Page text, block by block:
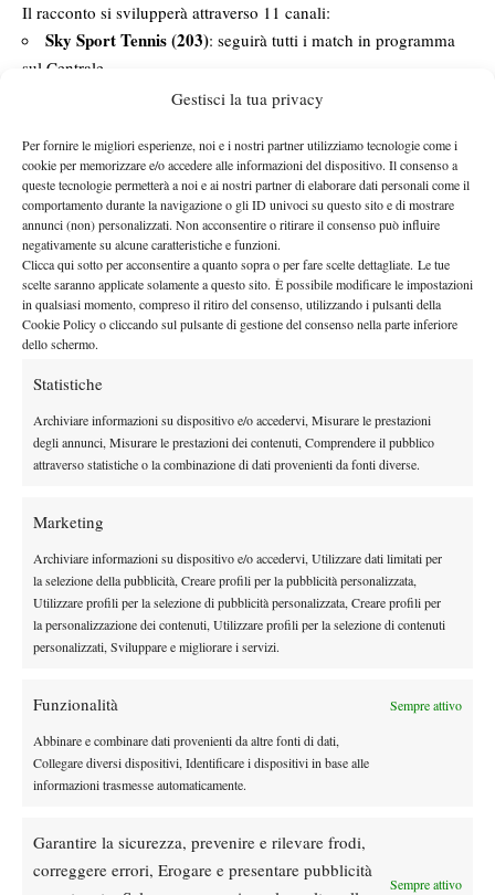
Gestisci la tua privacy
Per fornire le migliori esperienze, noi e i nostri partner utilizziamo tecnologie come i
cookie per memorizzare e/o accedere alle informazioni del dispositivo. Il consenso a
queste tecnologie permetterà a noi e ai nostri partner di elaborare dati personali come il
comportamento durante la navigazione o gli ID univoci su questo sito e di mostrare
annunci (non) personalizzati. Non acconsentire o ritirare il consenso può influire
negativamente su alcune caratteristiche e funzioni.
Clicca qui sotto per acconsentire a quanto sopra o per fare scelte dettagliate. Le tue
scelte saranno applicate solamente a questo sito. È possibile modificare le impostazioni
in qualsiasi momento, compreso il ritiro del consenso, utilizzando i pulsanti della
Cookie Policy o cliccando sul pulsante di gestione del consenso nella parte inferiore
dello schermo.
Statistiche
Archiviare informazioni su dispositivo e/o accedervi, Misurare le prestazioni
degli annunci, Misurare le prestazioni dei contenuti, Comprendere il pubblico
attraverso statistiche o la combinazione di dati provenienti da fonti diverse.
Marketing
Archiviare informazioni su dispositivo e/o accedervi, Utilizzare dati limitati per
la selezione della pubblicità, Creare profili per la pubblicità personalizzata,
Utilizzare profili per la selezione di pubblicità personalizzata, Creare profili per
la personalizzazione dei contenuti, Utilizzare profili per la selezione di contenuti
personalizzati, Sviluppare e migliorare i servizi.
Funzionalità Sempre attivo
Abbinare e combinare dati provenienti da altre fonti di dati,
Collegare diversi dispositivi, Identificare i dispositivi in base alle
informazioni trasmesse automaticamente.
Garantire la sicurezza, prevenire e rilevare frodi,
correggere errori, Erogare e presentare pubblicità
Sempre attivo
Il racconto si svilupperà attraverso 11 canali:
Sky Sport Tennis (203): seguirà tutti i match in programma
sul Centrale
Sky Sport Uno (201): seguirà i match più importanti del
Sky Sport Arena (204): sarà il punto di riferimento per
“Diretta Wimbledon”
Sky Sport 4K: trasmetterà i match che si disputeranno sul
campo Centrale
Sky Sport Wimbledon 1 (251)
Sky Sport Wimbledon 2 (252)
Sky Sport Wimbledon 3 (253)
Sky Sport Wimbledon 4 (254)
Sky Sport Wimbledon 5 (255)
DI TENDENZA
rischio?
Masters 1000 Montreal 2026: cade un altro